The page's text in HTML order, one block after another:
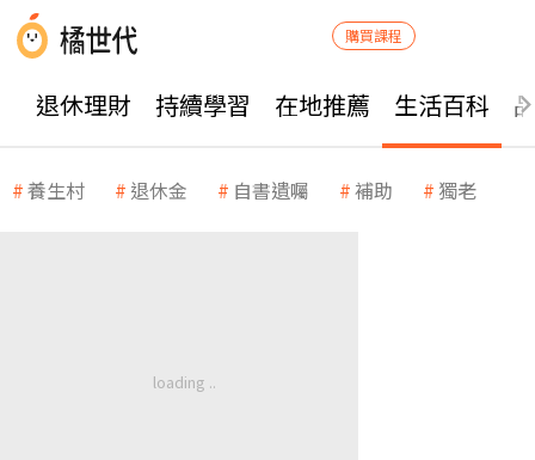
購買課程
退休理財 持續學習 在地推薦 生活百科
養生村 退休金 自書遺囑 補助 獨老